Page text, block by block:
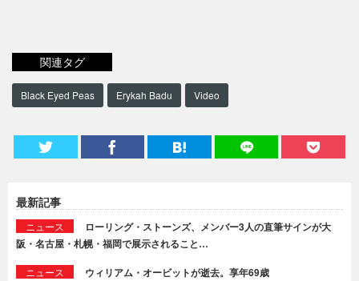
関連タグ
Black Eyed Peas Erykah Badu Video
最新記事
ニュース
ローリング・ストーンズ、メンバー3人の直筆サインが大
阪・名古屋・札幌・福岡で展示されること…
ニュース ウィリアム・オービットが逝去。享年69歳